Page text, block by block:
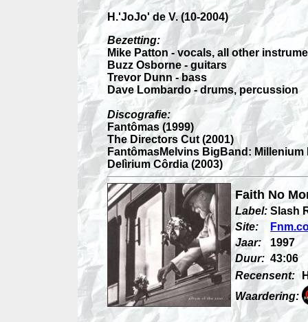
H.'JoJo' de V.(10-2004)
Bezetting:
Mike Patton - vocals, all other
Buzz Osborne - guitars
Trevor Dunn - bass
Dave Lombardo - drums, percussion
Discografie:
Fantômas (1999)
The Directors Cut (2001)
FantômasMelvins BigBand: Millenium
Delìrium Côrdia (2003)
Faith No
Label: Slash
Site:
Jaar:
1997
Duur: 43:06
Recensent:
Waardering: